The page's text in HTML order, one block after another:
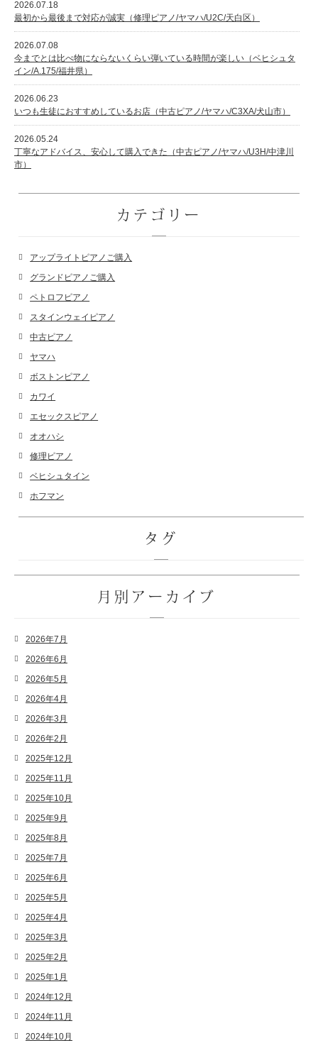
2026.07.18
最初から最後まで対応が誠実（修理ピアノ/ヤマハ/U2C/天白区）
2026.07.08
今までとは比べ物にならないくらい弾いている時間が楽しい（ベヒシュタ
イン/A.175/福井県）
2026.06.23
いつも生徒におすすめしているお店（中古ピアノ/ヤマハ/C3XA/犬山市）
2026.05.24
丁寧なアドバイス、安心して購入できた（中古ピアノ/ヤマハ/U3H/中津川
市）
カテゴリー
アップライトピアノご購入
グランドピアノご購入
ペトロフピアノ
スタインウェイピアノ
中古ピアノ
ヤマハ
ボストンピアノ
カワイ
エセックスピアノ
オオハシ
修理ピアノ
ベヒシュタイン
ホフマン
タグ
月別アーカイブ
2026年7月
2026年6月
2026年5月
2026年4月
2026年3月
2026年2月
2025年12月
2025年11月
2025年10月
2025年9月
2025年8月
2025年7月
2025年6月
2025年5月
2025年4月
2025年3月
2025年2月
2025年1月
2024年12月
2024年11月
2024年10月